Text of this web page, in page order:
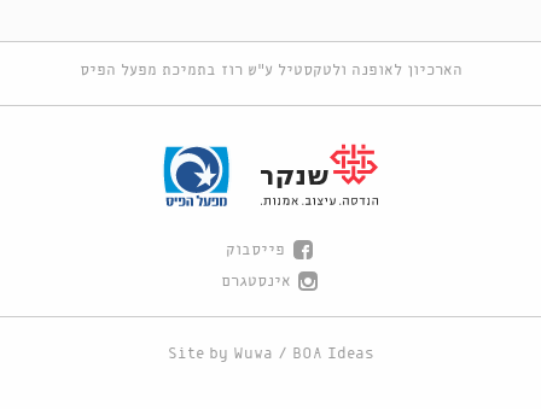
הארכיון לאופנה ולטקסטיל ע"ש רוז בתמיכת מפעל הפיס
פייסבוק
אינסטגרם
Site by Wuwa / BOA Ideas